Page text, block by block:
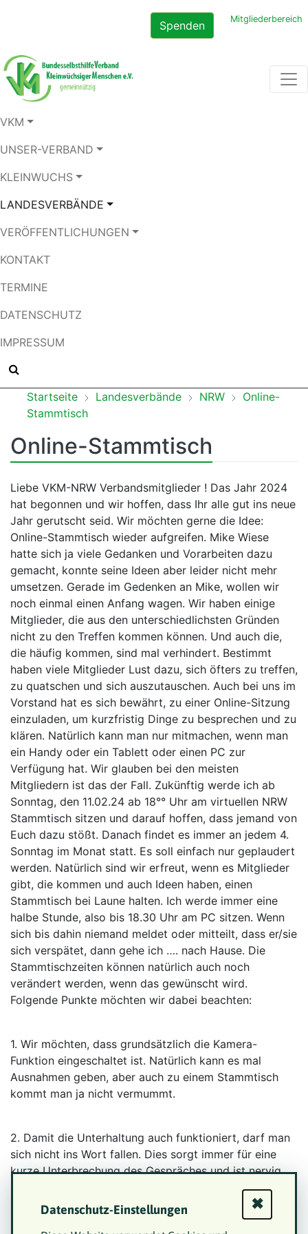
Spenden Mitgliederbereich
VKM
UNSER-VERBAND
KLEINWUCHS
LANDESVERBÄNDE
VERÖFFENTLICHUNGEN
KONTAKT
TERMINE
DATENSCHUTZ
IMPRESSUM
Startseite Landesverbände NRW
Online-
Stammtisch
Online-Stammtisch
Liebe VKM-NRW Verbandsmitglieder ! Das Jahr 2024
hat begonnen und wir hoffen, dass Ihr alle gut ins neue
Jahr gerutscht seid. Wir möchten gerne die Idee:
Online-Stammtisch wieder aufgreifen. Mike Wiese
hatte sich ja viele Gedanken und Vorarbeiten dazu
gemacht, konnte seine Ideen aber leider nicht mehr
umsetzen. Gerade im Gedenken an Mike, wollen wir
noch einmal einen Anfang wagen. Wir haben einige
Mitglieder, die aus den unterschiedlichsten Gründen
nicht zu den Treffen kommen können. Und auch die,
die häufig kommen, sind mal verhindert. Bestimmt
haben viele Mitglieder Lust dazu, sich öfters zu treffen,
zu quatschen und sich auszutauschen. Auch bei uns im
Vorstand hat es sich bewährt, zu einer Online-Sitzung
einzuladen, um kurzfristig Dinge zu besprechen und zu
klären. Natürlich kann man nur mitmachen, wenn man
ein Handy oder ein Tablett oder einen PC zur
Verfügung hat. Wir glauben bei den meisten
Mitgliedern ist das der Fall. Zukünftig werde ich ab
Sonntag, den 11.02.24 ab 18°° Uhr am virtuellen NRW
Stammtisch sitzen und darauf hoffen, dass jemand von
Euch dazu stößt. Danach findet es immer an jedem 4.
Sonntag im Monat statt. Es soll einfach nur geplaudert
werden. Natürlich sind wir erfreut, wenn es Mitglieder
gibt, die kommen und auch Ideen haben, einen
Stammtisch bei Laune halten. Ich werde immer eine
halbe Stunde, also bis 18.30 Uhr am PC sitzen. Wenn
sich bis dahin niemand meldet oder mitteilt, dass er/sie
sich verspätet, dann gehe ich …. nach Hause. Die
Stammtischzeiten können natürlich auch noch
verändert werden, wenn das gewünscht wird.
Folgende Punkte möchten wir dabei beachten:
1. Wir möchten, dass grundsätzlich die Kamera-
Funktion eingeschaltet ist. Natürlich kann es mal
Ausnahmen geben, aber auch zu einem Stammtisch
kommt man ja nicht vermummt.
2. Damit die Unterhaltung auch funktioniert, darf man
sich nicht ins Wort fallen. Dies sorgt immer für eine
kurze Unterbrechung des Gespräches und ist nervig.
3. Für den Anfang werde ich so eine Art Moderator
Datenschutz-Einstellungen ✖